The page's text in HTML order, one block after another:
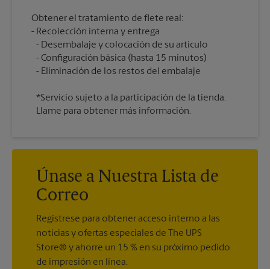
Obtener el tratamiento de flete real:
Recolección interna y entrega
Desembalaje y colocación de su artículo
Configuración básica (hasta 15 minutos)
*Servicio sujeto a la participación de la tienda.
Llame para obtener más información.
Únase a Nuestra Lista de
Correo
Regístrese para obtener acceso interno a las
noticias y ofertas especiales de The UPS
Store® y ahorre un 15 % en su próximo pedido
de impresión en línea.